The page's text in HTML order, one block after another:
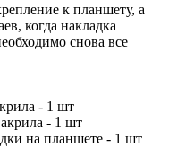
к планшету, а
когда накладка
снова все
- 1 шт
- 1 шт
на планшете - 1 шт